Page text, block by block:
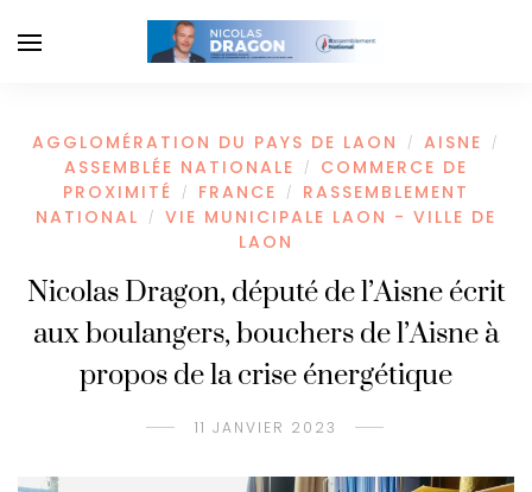
AGGLOMÉRATION DU PAYS DE LAON / AISNE /
ASSEMBLÉE NATIONALE /
COMMERCE DE
PROXIMITÉ
/ FRANCE /
RASSEMBLEMENT
NATIONAL
/
VIE MUNICIPALE LAON - VILLE DE
LAON
Nicolas Dragon, député de l’Aisne écrit
aux boulangers, bouchers de l’Aisne à
propos de la crise énergétique
11 JANVIER 2023